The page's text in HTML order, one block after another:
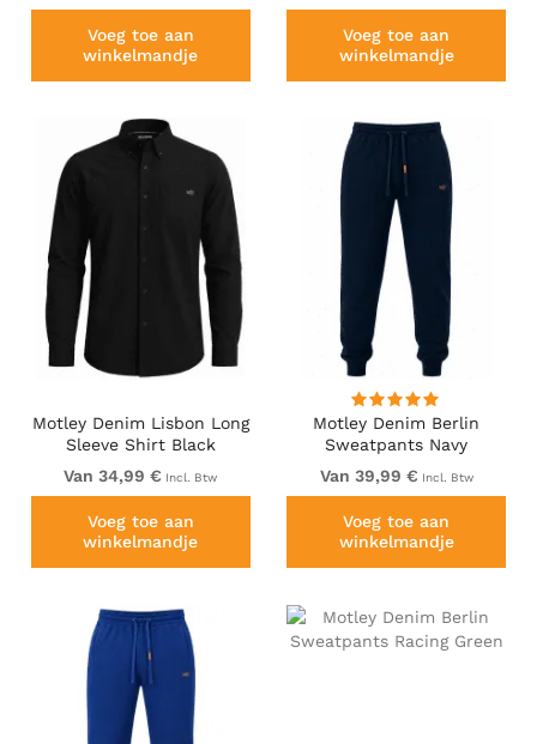
Voeg toe aan
winkelmandje
Voeg toe aan
winkelmandje
Motley Denim Lisbon Long
Sleeve Shirt Black
Van 34,99 € Incl. Btw
Voeg toe aan
winkelmandje
Motley Denim Berlin
Sweatpants Navy
Van 39,99 € Incl. Btw
Voeg toe aan
winkelmandje